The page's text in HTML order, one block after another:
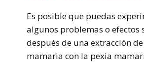
Es posible que puedas
algunos problemas o efectos
después de una extracción
mamaria con la pexia